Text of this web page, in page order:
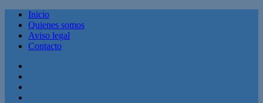
Inicio
Quienes somos
Aviso legal
Contacto